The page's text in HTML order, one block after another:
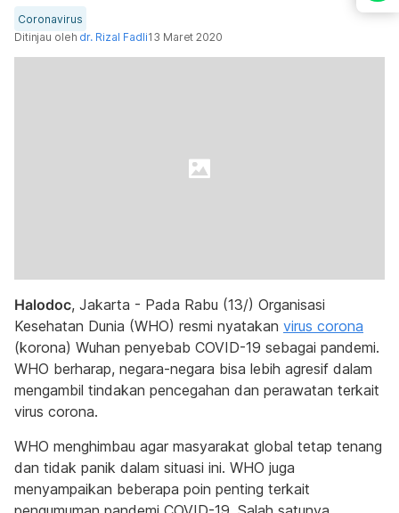
Coronavirus
Ditinjau oleh dr. Rizal Fadli13 Maret 2020
Halodoc, Jakarta - Pada Rabu (13/) Organisasi
Kesehatan Dunia (WHO) resmi nyatakan virus corona
(korona) Wuhan penyebab COVID-19 sebagai pandemi.
WHO berharap, negara-negara bisa lebih agresif dalam
mengambil tindakan pencegahan dan perawatan terkait
virus corona.
WHO menghimbau agar masyarakat global tetap tenang
dan tidak panik dalam situasi ini. WHO juga
menyampaikan beberapa poin penting terkait